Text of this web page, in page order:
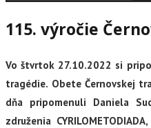
115. výročie
Vo štvrtok 27.10.2022 si
tragédie. Obete Černovskej
dňa pripomenuli Daniela
združenia